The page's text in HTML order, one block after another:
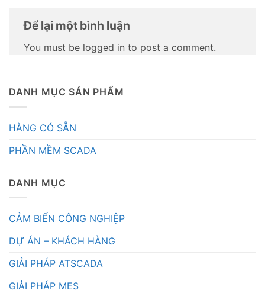
Để lại một bình luận
You must be logged in to post a comment.
DANH MỤC SẢN PHẨM
HÀNG CÓ SẴN
PHẦN MỀM SCADA
DANH MỤC
CẢM BIẾN CÔNG NGHIỆP
DỰ ÁN – KHÁCH HÀNG
GIẢI PHÁP ATSCADA
GIẢI PHÁP MES